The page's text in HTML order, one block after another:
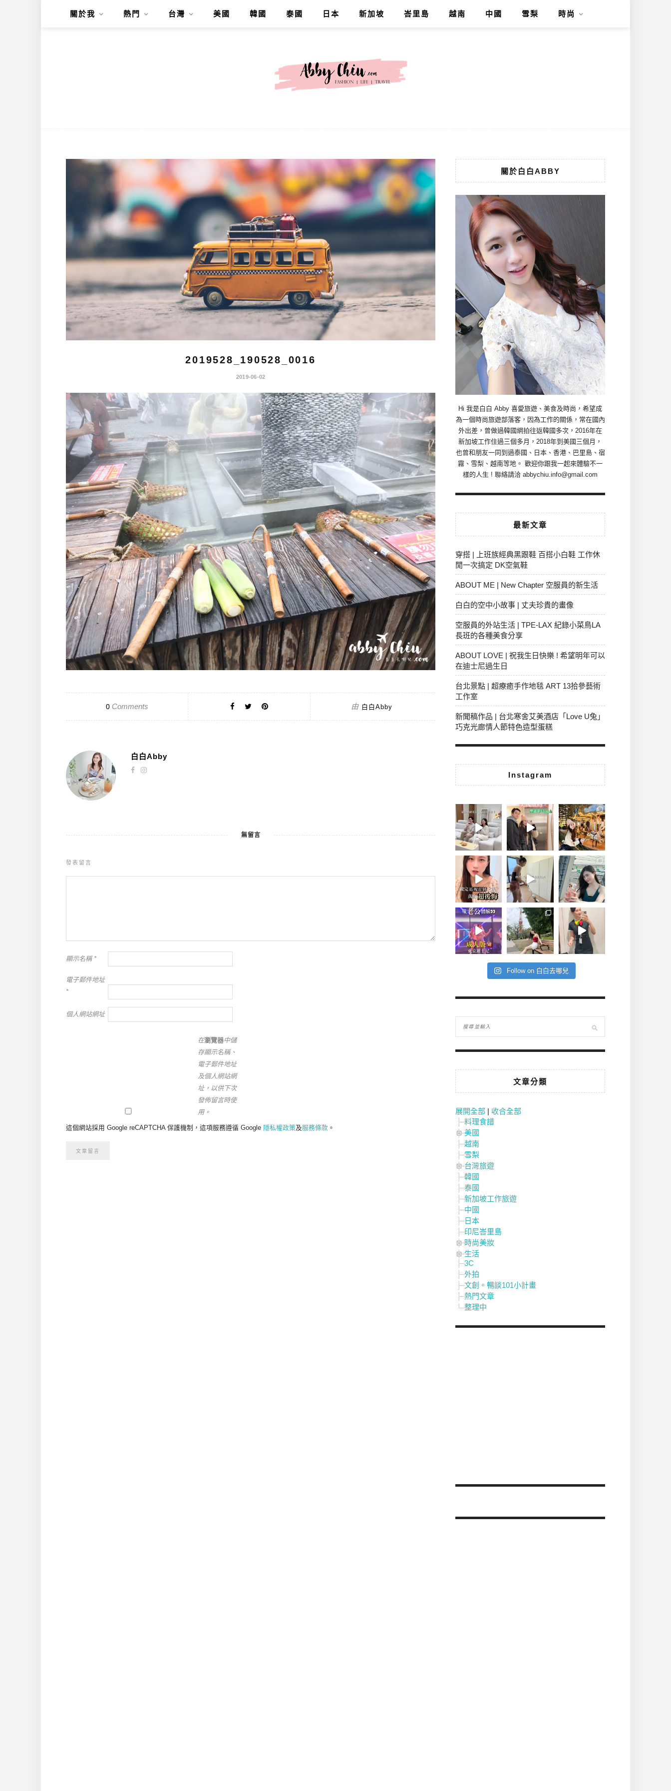
關於我 熱門 台灣 美國 韓國 泰國 日本 新加坡 峇里島 越南 中國 雪梨 時尚
2019528_190528_0016
2019-06-02
0Comments 由 白白Abby
白白Abby
無留言
發表留言
顯示名稱 *
電子郵件地址
*
個人網站網址
在瀏覽器中儲
存顯示名稱、
電子郵件地址
及個人網站網
址，以供下次
發佈留言時使
用。
這個網站採用 Google reCAPTCHA 保護機制，這項服務遵循 Google 隱私權政策及服務條款 。
關於白白ABBY
Hi 我是白白 Abby 喜愛旅遊、美食及時尚，希望成
為一個時尚旅遊部落客，因為工作的關係，常在國內
外出差，曾做過韓國網拍往返韓國多次，2016年在
新加坡工作住過三個多月，2018年到美國三個月，
也曾和朋友一同到過泰國、日本、香港、巴里島、宿
霧、雪梨、越南等地。 歡迎你跟我一起來體驗不一
樣的人生 ! 聯絡請洽 abbychiu.info@gmail.com
最新文章
穿搭 | 上班族經典黑跟鞋 百搭小白鞋 工作休
閒一次搞定 DK空氣鞋
ABOUT ME | New Chapter 空服員的新生活
白白的空中小故事 | 丈夫珍貴的畫像
空服員的外站生活 | TPE-LAX 紀錄小菜鳥LA
長班的各種美食分享
ABOUT LOVE | 祝我生日快樂 ! 希望明年可以
在迪士尼過生日
台北景點 | 超療癒手作地毯 ART 13拾參藝術
工作室
新聞稿作品 | 台北寒舍艾美酒店「Love U兔」
巧克光廊情人節特色造型蛋糕
Instagram
Follow on 白白去哪兒
文章分類
展開全部 | 收合全部
料理食譜
美國
越南
雪梨
台灣旅遊
韓國
泰國
新加坡工作旅遊
中國
日本
印尼峇里島
時尚美妝
生活
3C
外拍
文創。暢談101小計畫
熱門文章
整理中